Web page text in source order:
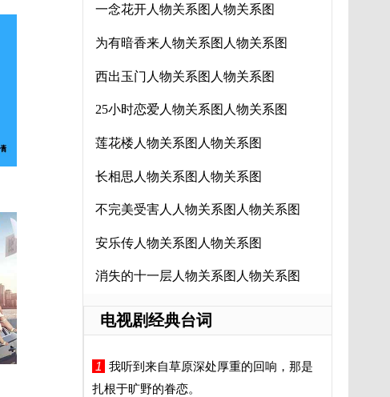
一念花开人物关系图人物关系图
为有暗香来人物关系图人物关系图
西出玉门人物关系图人物关系图
25小时恋爱人物关系图人物关系图
莲花楼人物关系图人物关系图
长相思人物关系图人物关系图
不完美受害人人物关系图人物关系图
安乐传人物关系图人物关系图
消失的十一层人物关系图人物关系图
电视剧经典台词
1
我听到来自草原深处厚重的回响，那是
扎根于旷野的眷恋。